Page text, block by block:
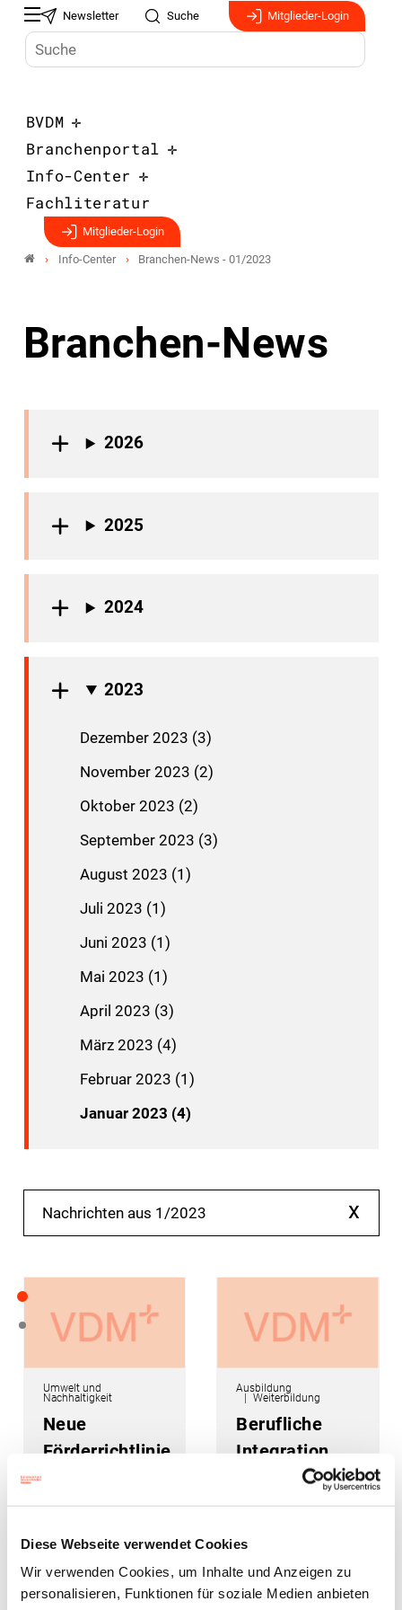
Diese Webseite verwendet Cookies
Wir verwenden Cookies, um Inhalte und Anzeigen zu
personalisieren, Funktionen für soziale Medien anbieten
Newsletter Suche Mitglieder-Login
BVDM
Branchenportal
Info-Center
Fachliteratur
Mitglieder-Login
Info-Center Branchen-News - 01/2023
Branchen-News
2026
2025
2024
2023
Dezember 2023 (3)
November 2023 (2)
Oktober 2023 (2)
September 2023 (3)
August 2023 (1)
Juli 2023 (1)
Juni 2023 (1)
Mai 2023 (1)
April 2023 (3)
März 2023 (4)
Februar 2023 (1)
Januar 2023 (4)
Nachrichten aus 1/2023 x
Umwelt und
Nachhaltigkeit
Neue
Förderrichtlinie
Fahrzeugen
Antrieben
Ausbildung
Weiterbildung
Berufliche
Integration
Geflüchteten